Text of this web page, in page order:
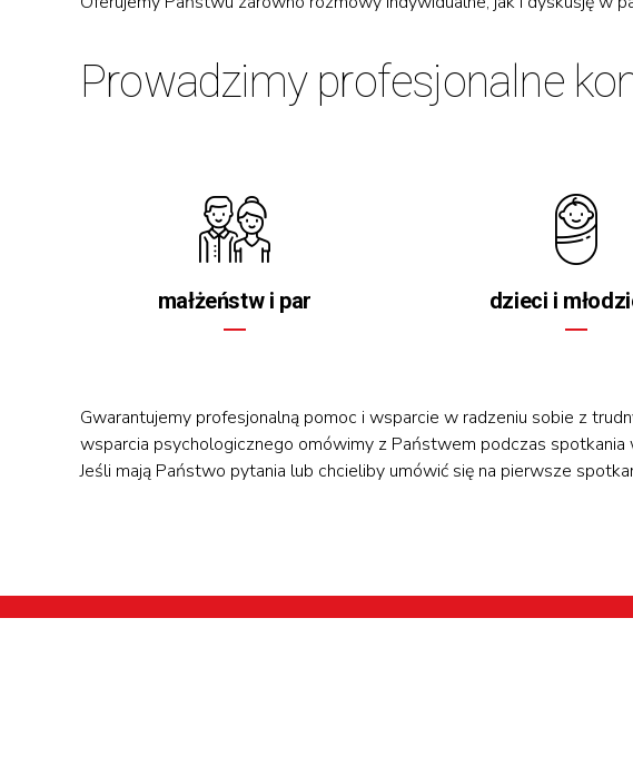
Prowadzimy profesjonalne
małżeństw i par dzieci i
Gwarantujemy profesjonalną pomoc i wsparcie w radzeniu sobie z
wsparcia psychologicznego omówimy z Państwem podczas
Jeśli mają Państwo pytania lub chcieliby umówić się na pierwsze